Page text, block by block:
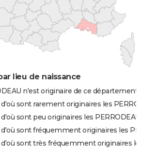
lieu de naissance
n'est originaire de ce département
sont rarement originaires les
sont peu originaires les PERRODEAU
sont fréquemment originaires les
sont très fréquemment originaires